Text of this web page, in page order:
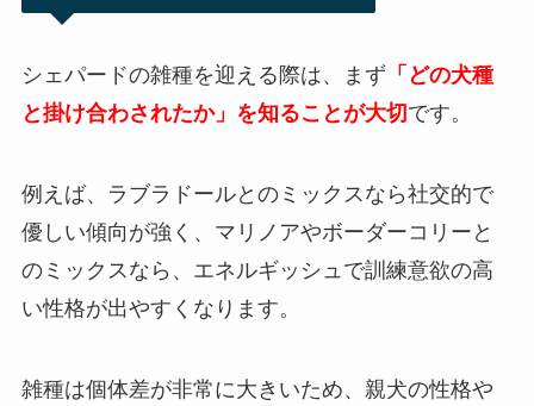
シェパードの雑種を迎える際は、まず 「どの犬種
と掛け合わされたか」を知ることが大切 です。
例えば、ラブラドールとのミックスなら社交的で
優しい傾向が強く、マリノアやボーダーコリーと
のミックスなら、エネルギッシュで訓練意欲の高
い性格が出やすくなります。
雑種は個体差が非常に大きいため、親犬の性格や